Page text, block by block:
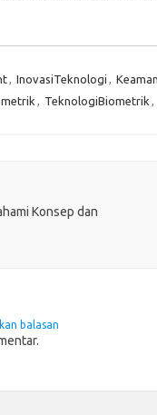
, InovasiTeknologi ,
, TeknologiBiometrik ,
Konsep dan
balasan